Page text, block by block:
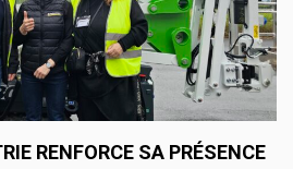
RENFORCE SA PRÉSENCE